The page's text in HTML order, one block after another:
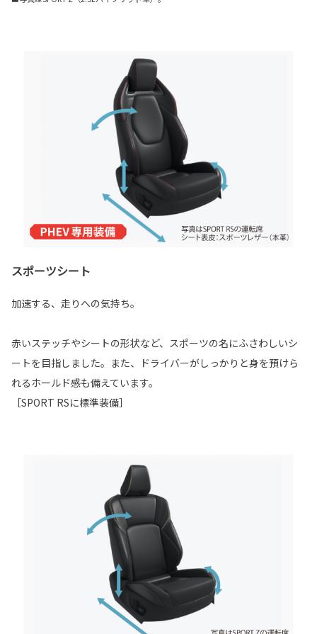
スポーツシート
加速する、走りへの気持ち。
赤いステッチやシートの形状など、スポーツの名にふさわしいシ
ートを目指しました。また、ドライバーがしっかりと身を預けら
れるホールド感も備えています。
［SPORT RSに標準装備］